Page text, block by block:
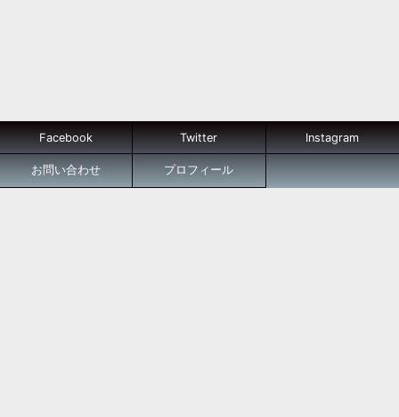
Facebook Twitter Instagram
お問い合わせ プロフィール